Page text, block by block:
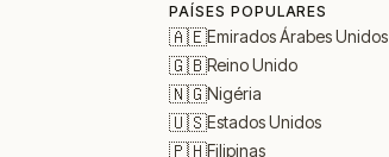
PAÍSES POPULARES
🇦🇪Emirados Árabes Unidos
🇬🇧Reino Unido
🇳🇬Nigéria
🇺🇸Estados Unidos
🇵🇭Filipinas